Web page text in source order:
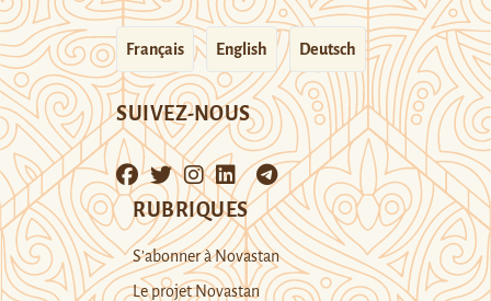
Français English Deutsch
SUIVEZ-NOUS
RUBRIQUES
S’abonner à Novastan
Le projet Novastan